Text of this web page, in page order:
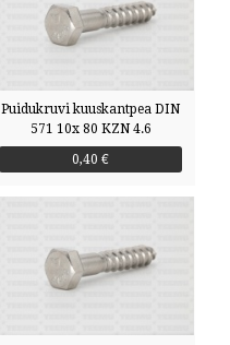
Puidukruvi kuuskantpea DIN
571 10x 80 KZN 4.6
0,40 €